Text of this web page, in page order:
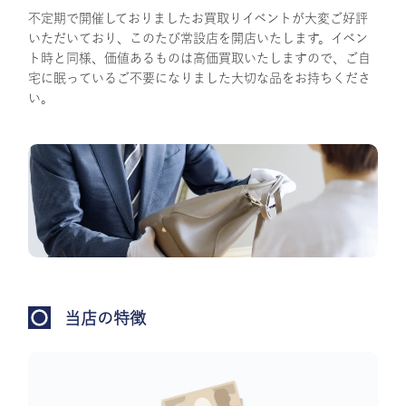
不定期で開催しておりましたお買取りイベントが大変ご好評
いただいており、このたび常設店を開店いたします。イベン
ト時と同様、価値あるものは高価買取いたしますので、ご自
宅に眠っているご不要になりました大切な品をお持ちくださ
い。
当店の特徴